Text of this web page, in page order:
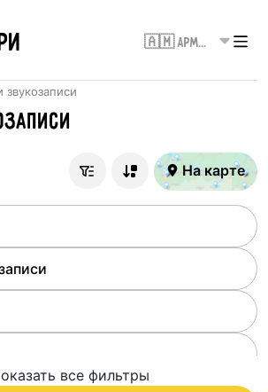
🇦🇲 Армения
звукозаписи
На карте
все фильтры